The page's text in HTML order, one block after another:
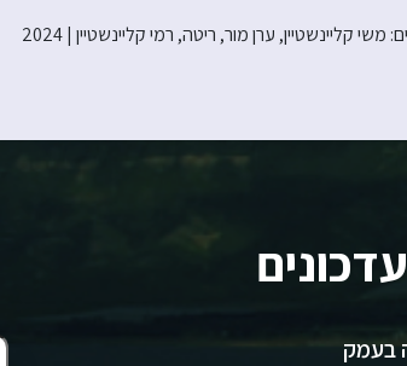
קליינשטיין, ערן מור, ריטה, רמי קליינשטיין | 2024
בעמק